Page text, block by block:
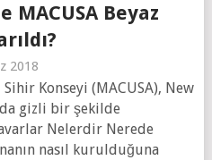
Beyaz
2018
Konseyi (MACUSA), New
gizli bir şekilde
Nelerdir Nerede
nasıl kurulduğuna